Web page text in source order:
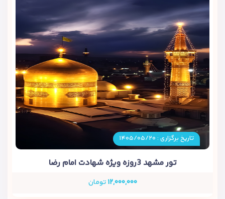
تاریخ برگزاری : ۱۴۰۵/۰۵/۲۰
تور مشهد 3روزه ویژه شهادت امام رضا
۱۲,۰۰۰,۰۰۰تومان